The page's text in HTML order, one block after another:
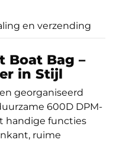
en verzending
Boat Bag –
in Stijl
georganiseerd
600D DPM-
handige functies
ruime